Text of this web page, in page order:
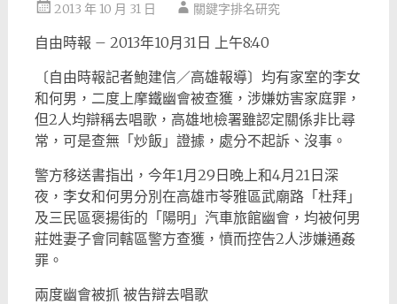
2013 年 10 月 31 日 關鍵字排名研究
自由時報 – 2013年10月31日 上午8:40
〔自由時報記者鮑建信／高雄報導〕均有家室的李女
和何男，二度上摩鐵幽會被查獲，涉嫌妨害家庭罪，
但2人均辯稱去唱歌，高雄地檢署雖認定關係非比尋
常，可是查無「炒飯」證據，處分不起訴、沒事。
警方移送書指出，今年1月29日晚上和4月21日深
夜，李女和何男分別在高雄市苓雅區武廟路「杜拜」
及三民區褒揚街的「陽明」汽車旅館幽會，均被何男
莊姓妻子會同轄區警方查獲，憤而控告2人涉嫌通姦
罪。
兩度幽會被抓 被告辯去唱歌